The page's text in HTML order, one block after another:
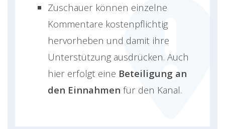
Zuschauer können einzelne
Kommentare kostenpflichtig
hervorheben und damit ihre
Unterstützung ausdrücken. Auch
hier erfolgt eine Beteiligung an
den Einnahmen für den Kanal.